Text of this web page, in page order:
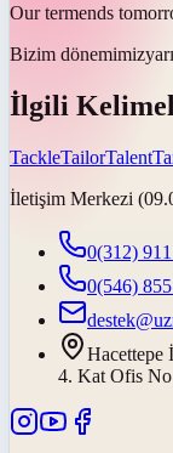
Our termends
Bizim dönemimiz
İlgili
TackleTailorTalent
İletişim Merkezi
0(312)
0(546)
Hacettepe
4. Kat Ofis